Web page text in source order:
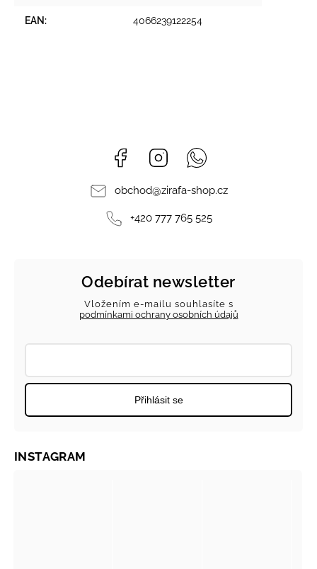
EAN: 4066239122254
Facebook Instagram
obchod@zirafa-shop.cz
+420 777 765 525
Odebírat newsletter
Vložením e-mailu souhlasíte s
podmínkami ochrany osobních údajů
Přihlásit se
INSTAGRAM